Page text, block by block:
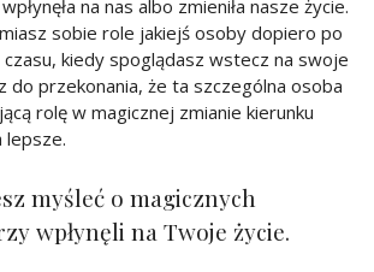
na nas albo zmieniła nasze życie.
sobie role jakiejś osoby dopiero po
czasu, kiedy spoglądasz wstecz na swoje
do przekonania, że ta szczególna osoba
rolę w magicznej zmianie kierunku
lepsze.
myśleć o magicznych
wpłynęli na Twoje życie.